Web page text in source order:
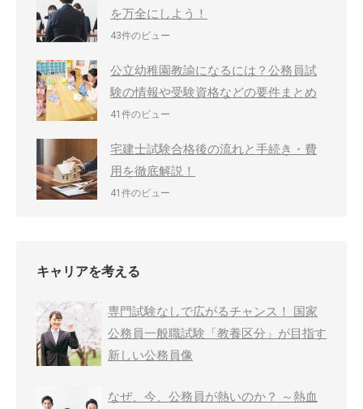
を万全にしよう！
43件のビュー
公立幼稚園教諭になるには？公務員試
験の情報や受験資格などの要件まとめ
41件のビュー
宅建士試験合格後の流れと手続き・費
用を徹底解説！
41件のビュー
キャリアを考える
専門試験なしで広がるチャンス！ 国家
公務員一般職試験「教養区分」が目指す
新しい公務員像
なぜ、今、公務員が熱いのか？ ～熱血